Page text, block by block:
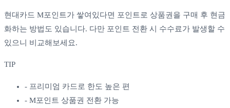
현대카드 M포인트가 쌓여있다면 포인트로 상품권을 구매 후 현금
화하는 방법도 있습니다. 다만 포인트 전환 시 수수료가 발생할 수
있으니 비교해보세요.
TIP
- 프리미엄 카드로 한도 높은 편
- M포인트 상품권 전환 가능